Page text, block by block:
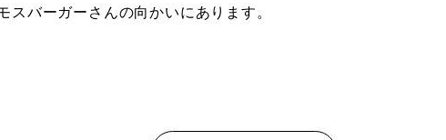
バーガーさんの向かいにあります。